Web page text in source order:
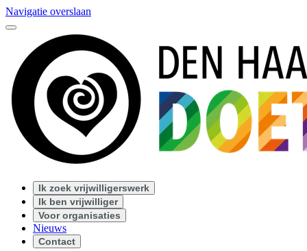
Navigatie overslaan
Ik zoek vrijwilligerswerk
Ik ben vrijwilliger
Voor organisaties
Nieuws
Contact